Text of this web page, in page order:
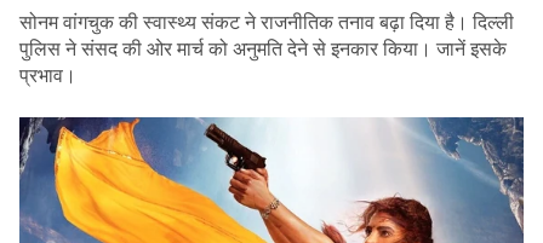
सोनम वांगचुक की स्वास्थ्य संकट ने राजनीतिक तनाव बढ़ा दिया है। दिल्ली
पुलिस ने संसद की ओर मार्च को अनुमति देने से इनकार किया। जानें इसके
प्रभाव।